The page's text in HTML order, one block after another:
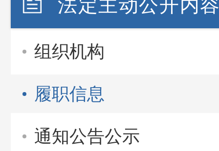
法定主动公开内
组织机构
履职信息
通知公告公示